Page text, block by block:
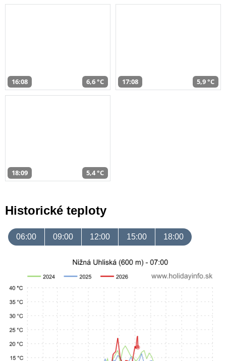
16:08 6,6 °C 17:08 5,9 °C
18:09 5,4 °C
Historické teploty
06:00 09:00 12:00 15:00 18:00